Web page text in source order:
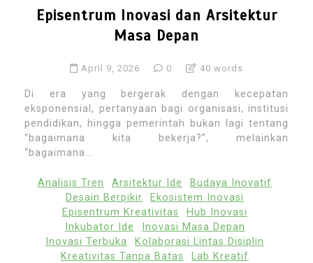
Episentrum Inovasi dan Arsitektur
Masa Depan
April 9, 2026 0 40 words
Di era yang bergerak dengan kecepatan
eksponensial, pertanyaan bagi organisasi, institusi
pendidikan, hingga pemerintah bukan lagi tentang
“bagaimana kita bekerja?”, melainkan
“bagaimana...
Analisis Tren Arsitektur Ide
Budaya Inovatif
Desain Berpikir
Ekosistem Inovasi
Episentrum Kreativitas
Hub Inovasi
Inkubator Ide
Inovasi Masa Depan
Inovasi Terbuka
Kolaborasi Lintas Disiplin
Kreativitas Tanpa Batas
Lab Kreatif